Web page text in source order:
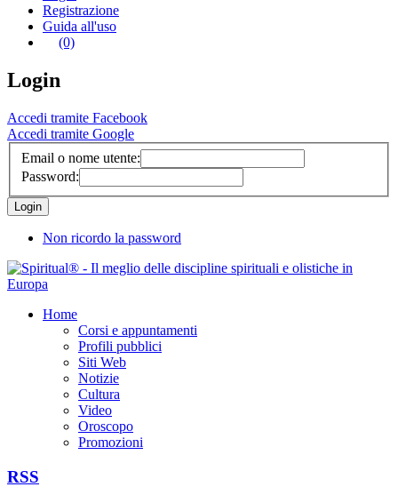
Registrazione
Guida all'uso
(0)
Login
Accedi tramite Facebook
Accedi tramite Google
Email o nome utente:
Password:
Non ricordo la password
Home
Corsi e appuntamenti
Profili pubblici
Siti Web
Notizie
Cultura
Video
Oroscopo
Promozioni
RSS